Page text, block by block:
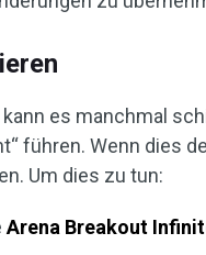
es manchmal
führen. Wenn dies
Um dies zu tun:
Arena Breakout